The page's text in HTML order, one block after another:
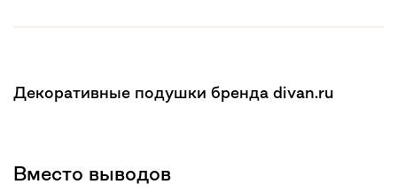
Декоративные подушки бренда divan.ru
Вместо выводов